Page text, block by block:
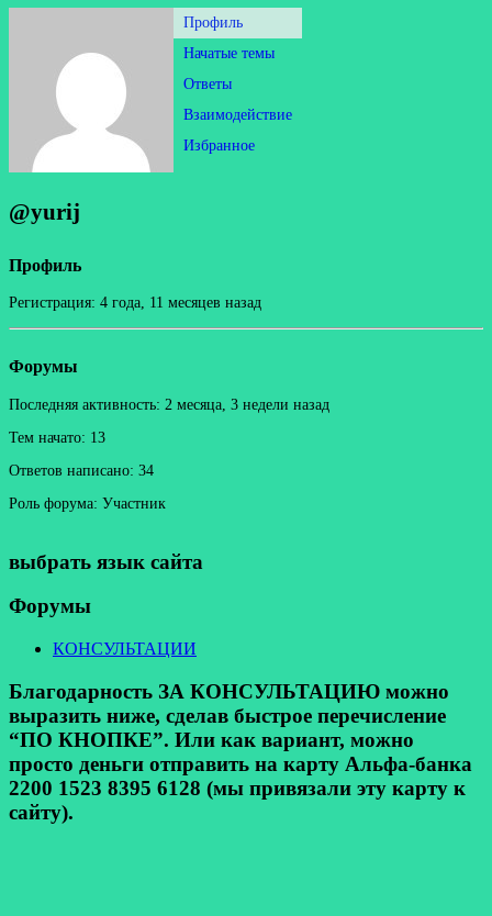
Профиль
Начатые темы
Ответы
Взаимодействие
Избранное
@yurij
Профиль
Регистрация: 4 года, 11 месяцев назад
Форумы
Последняя активность: 2 месяца, 3 недели назад
Тем начато: 13
Ответов написано: 34
Роль форума: Участник
выбрать язык сайта
Форумы
КОНСУЛЬТАЦИИ
Благодарность ЗА КОНСУЛЬТАЦИЮ можно
выразить ниже, сделав быстрое перечисление
“ПО КНОПКЕ”. Или как вариант, можно
просто деньги отправить на карту Альфа-банка
2200 1523 8395 6128 (мы привязали эту карту к
сайту).